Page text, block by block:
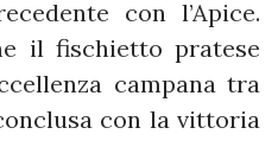
con l’Apice.
il fischietto pratese
campana tra
con la vittoria